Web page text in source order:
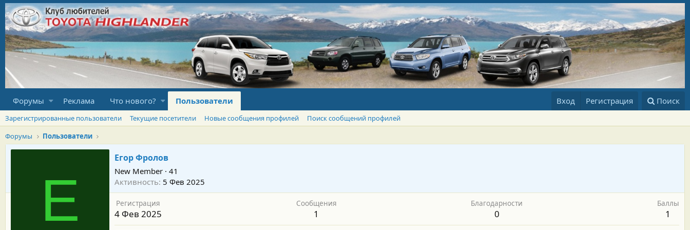
Форумы Реклама Что нового? Пользователи Вход Регистрация Поиск
Зарегистрированные пользователи Текущие посетители Новые сообщения профилей
Поиск сообщений профилей
Форумы
Пользователи
Е
Егор Фролов
New Member · 41
Активность 5 Фев 2025
Регистрация
4 Фев 2025
Сообщения
1
Благодарности
0
Баллы
1